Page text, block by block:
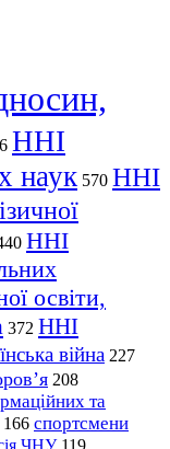
ННІ
наук 570 ННІ
ННІ
освіти,
372 ННІ
війна 227
208
та
166 спортсмени
ЧНУ 119